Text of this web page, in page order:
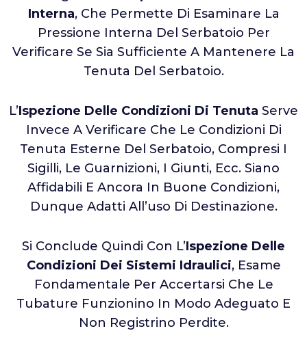
Interna, Che Permette Di Esaminare La
Pressione Interna Del Serbatoio Per
Verificare Se Sia Sufficiente A Mantenere La
Tenuta Del Serbatoio.
L’Ispezione Delle Condizioni Di Tenuta Serve
Invece A Verificare Che Le Condizioni Di
Tenuta Esterne Del Serbatoio, Compresi I
Sigilli, Le Guarnizioni, I Giunti, Ecc. Siano
Affidabili E Ancora In Buone Condizioni,
Dunque Adatti All’uso Di Destinazione.
Si Conclude Quindi Con L’Ispezione Delle
Condizioni Dei Sistemi Idraulici, Esame
Fondamentale Per Accertarsi Che Le
Tubature Funzionino In Modo Adeguato E
Non Registrino Perdite.